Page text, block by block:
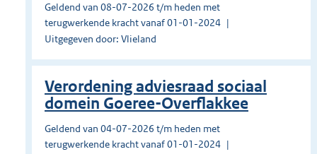
Geldend van 08-07-2026 t/m heden met
terugwerkende kracht vanaf 01-01-2024
Uitgegeven door: Vlieland
Verordening adviesraad sociaal
domein Goeree-Overflakkee
Geldend van 04-07-2026 t/m heden met
terugwerkende kracht vanaf 01-01-2024